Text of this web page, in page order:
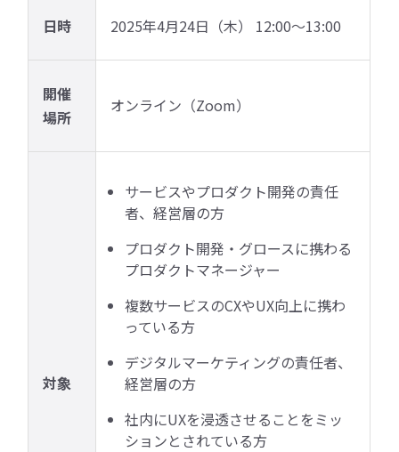
日時 2025年4月24日（木） 12:00〜13:00
開催
場所
オンライン（Zoom）
対象
サービスやプロダクト開発の責任
者、経営層の方
プロダクト開発・グロースに携わる
プロダクトマネージャー
複数サービスのCXやUX向上に携わ
っている方
デジタルマーケティングの責任者、
経営層の方
社内にUXを浸透させることをミッ
ションとされている方